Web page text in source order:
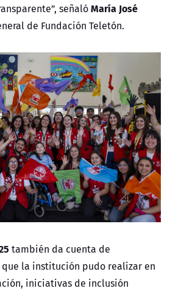
señalóMaría José
de Fundación Teletón.
también da cuenta de
la institución pudo realizar en
iniciativas de inclusión